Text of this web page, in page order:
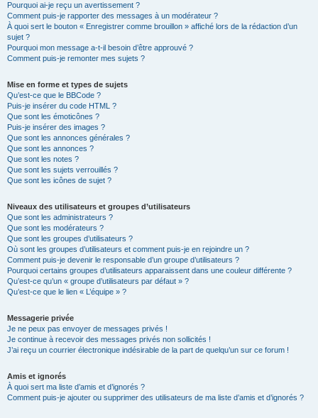
Pourquoi ai-je reçu un avertissement ?
Comment puis-je rapporter des messages à un modérateur ?
À quoi sert le bouton « Enregistrer comme brouillon » affiché lors de la rédaction d’un
sujet ?
Pourquoi mon message a-t-il besoin d’être approuvé ?
Comment puis-je remonter mes sujets ?
Mise en forme et types de sujets
Qu’est-ce que le BBCode ?
Puis-je insérer du code HTML ?
Que sont les émoticônes ?
Puis-je insérer des images ?
Que sont les annonces générales ?
Que sont les annonces ?
Que sont les notes ?
Que sont les sujets verrouillés ?
Que sont les icônes de sujet ?
Niveaux des utilisateurs et groupes d’utilisateurs
Que sont les administrateurs ?
Que sont les modérateurs ?
Que sont les groupes d’utilisateurs ?
Où sont les groupes d’utilisateurs et comment puis-je en rejoindre un ?
Comment puis-je devenir le responsable d’un groupe d’utilisateurs ?
Pourquoi certains groupes d’utilisateurs apparaissent dans une couleur différente ?
Qu’est-ce qu’un « groupe d’utilisateurs par défaut » ?
Qu’est-ce que le lien « L’équipe » ?
Messagerie privée
Je ne peux pas envoyer de messages privés !
Je continue à recevoir des messages privés non sollicités !
J’ai reçu un courrier électronique indésirable de la part de quelqu’un sur ce forum !
Amis et ignorés
À quoi sert ma liste d’amis et d’ignorés ?
Comment puis-je ajouter ou supprimer des utilisateurs de ma liste d’amis et d’ignorés ?